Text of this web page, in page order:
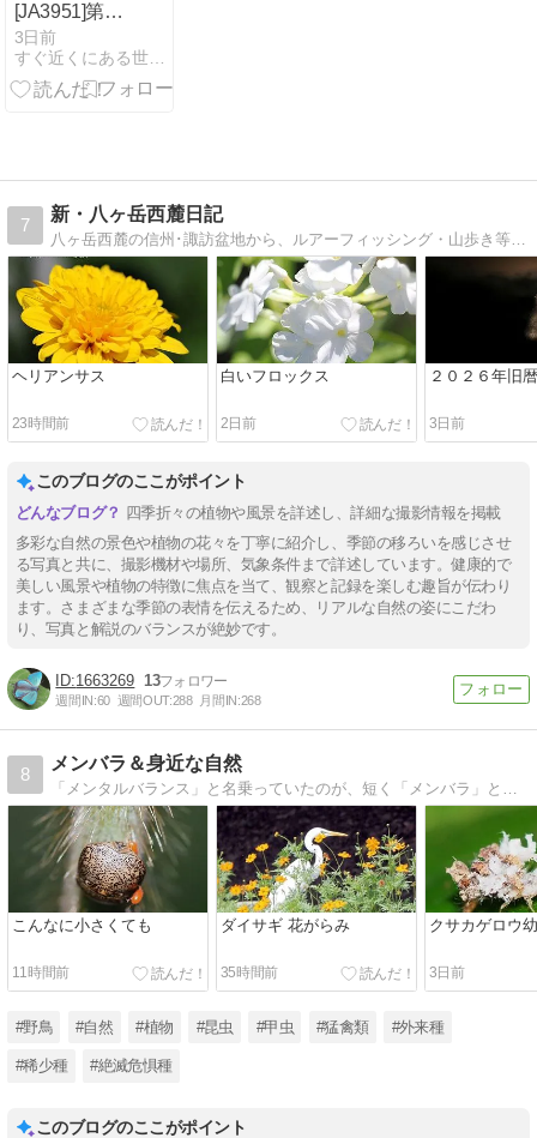
[JA3951]第一
航空｜再び
3日前
すぐ近くにある世界：野鳥,昆虫,航空機など...
7
新・八ヶ岳西麓日記
八ヶ岳西麓の信州･諏訪盆地から、ルアーフィッシング・山歩き等、マイクロフォーサーズで撮影した写真と共に掲載します。
ヘリアンサス
23時間前
白いフロックス
2日前
２０２６年旧
3日前
このブログのここがポイント
四季折々の植物や風景を詳述し、詳細な撮影情報を掲載
多彩な自然の景色や植物の花々を丁寧に紹介し、季節の移ろいを感じさせ
る写真と共に、撮影機材や場所、気象条件まで詳述しています。健康的で
美しい風景や植物の特徴に焦点を当て、観察と記録を楽しむ趣旨が伝わり
ます。さまざまな季節の表情を伝えるため、リアルな自然の姿にこだわ
り、写真と解説のバランスが絶妙です。
1663269 13
週間IN:60 週間OUT:288 月間IN:268
8
メンバラ＆身近な自然
「メンタルバランス」と名乗っていたのが、短く「メンバラ」と呼ばれるようになり、そのままブログ名にしています。春・秋・冬は野鳥、夏は昆虫を主に撮影しています。◆ほぼ毎朝、新しい記事を〈投稿〉するようにしています◆
こんなに小さくても
11時間前
ダイサギ 花がらみ
35時間前
クサカゲロウ
3日前
#野鳥 #自然 #植物 #昆虫 #甲虫 #猛禽類 #外来種
#稀少種 #絶滅危惧種
このブログのここがポイント